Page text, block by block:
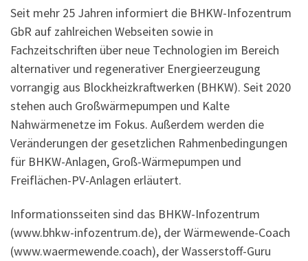
Seit mehr 25 Jahren informiert die BHKW-Infozentrum
GbR auf zahlreichen Webseiten sowie in
Fachzeitschriften über neue Technologien im Bereich
alternativer und regenerativer Energieerzeugung
vorrangig aus Blockheizkraftwerken (BHKW). Seit 2020
stehen auch Großwärmepumpen und Kalte
Nahwärmenetze im Fokus. Außerdem werden die
Veränderungen der gesetzlichen Rahmenbedingungen
für BHKW-Anlagen, Groß-Wärmepumpen und
Freiflächen-PV-Anlagen erläutert.
Informationsseiten sind das BHKW-Infozentrum
(www.bhkw-infozentrum.de), der Wärmewende-Coach
(www.waermewende.coach), der Wasserstoff-Guru